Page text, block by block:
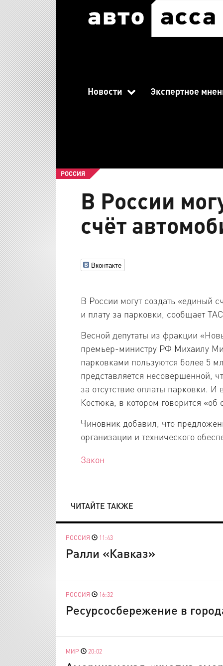
Новости Экспертное
РОССИЯ
В России
счёт
Вконтакте
В России могут создать «единый
и плату за парковки, сообщает
Весной депутаты из фракции
премьер-министру РФ Михаилу
парковками пользуются более 5
представляется несовершенной,
за отсутствие оплаты парковки.
Костюка, в котором говорится
Чиновник добавил, что
организации и технического
Закон
ЧИТАЙТЕ ТАКЖЕ
РОССИЯ 11:43
Ралли «Кавказ»
РОССИЯ 16:32
Ресурсосбережение в
МИР 20:02